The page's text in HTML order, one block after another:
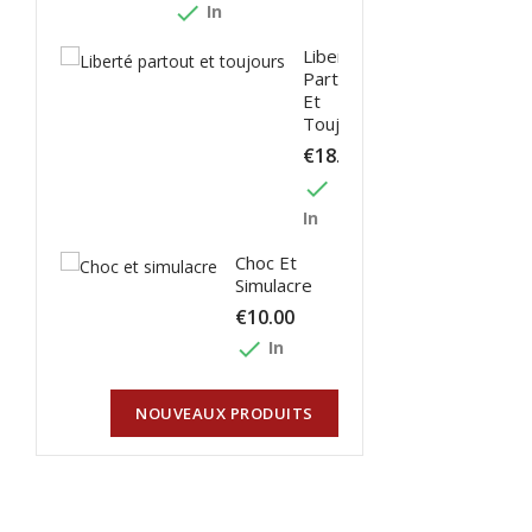
done In
Liberté
Partout
Et
Toujours
€18.00
done
In
Choc Et
Simulacre
€10.00
done In
NOUVEAUX PRODUITS